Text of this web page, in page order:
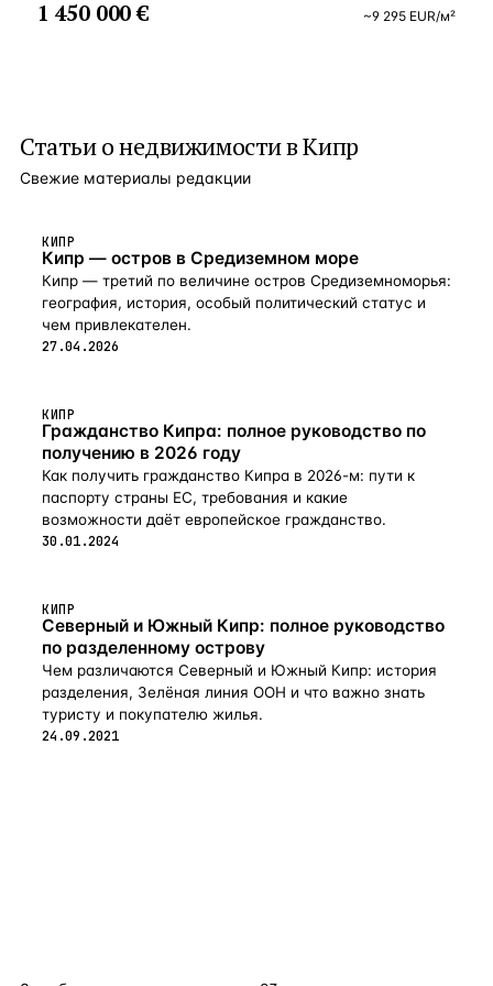
Основные приемущества: знаковый архитектурный
проект одного из ведущих лондонских бюро; 500 метров
клубная раздевалка, подзем
бытовая техника Miele Холодильник-морозильник
1 450 000 € ~9 295 EUR/м²
Статьи онедвижимости в Кипр
Свежие материалы редакции
КИПР
Кипр — остров в Средиземном море
Кипр — третий по величине остров Средиземноморья:
география, история, особый политический статус и
чем привлекателен.
27.04.2026
КИПР
Гражданство Кипра: полное руководство по
получению в 2026 году
Как получить гражданство Кипра в 2026-м: пути к
паспорту страны ЕС, требования и какие
возможности даёт европейское гражданство.
30.01.2024
КИПР
Северный и Южный Кипр: полное руководство
по разделенному острову
Чем различаются Северный и Южный Кипр: история
разделения, Зелёная линия ООН и что важно знать
туристу и покупателю жилья.
24.09.2021